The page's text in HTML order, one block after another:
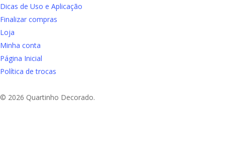
Dicas de Uso e Aplicação
Finalizar compras
Loja
Minha conta
Página Inicial
Política de trocas
© 2026 Quartinho Decorado.